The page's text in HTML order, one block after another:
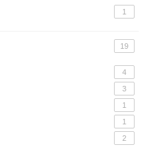
1
19
4
3
1
1
2